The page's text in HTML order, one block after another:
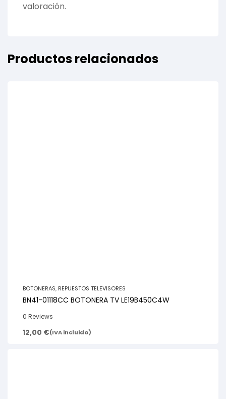
valoración.
Productos relacionados
BOTONERAS, REPUESTOS TELEVISORES
BN41-01118CC BOTONERA TV LE19B450C4W
0 Reviews
12,00 €(IVA incluido)